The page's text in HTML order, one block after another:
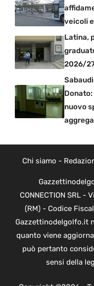
veicoli
Latina,
2026/
nuovo
Chi siamo -
CONNECTION SRL -
(RM) - Codice
Gazzettinodelgolfo.it
quanto viene
può pertanto
sensi della